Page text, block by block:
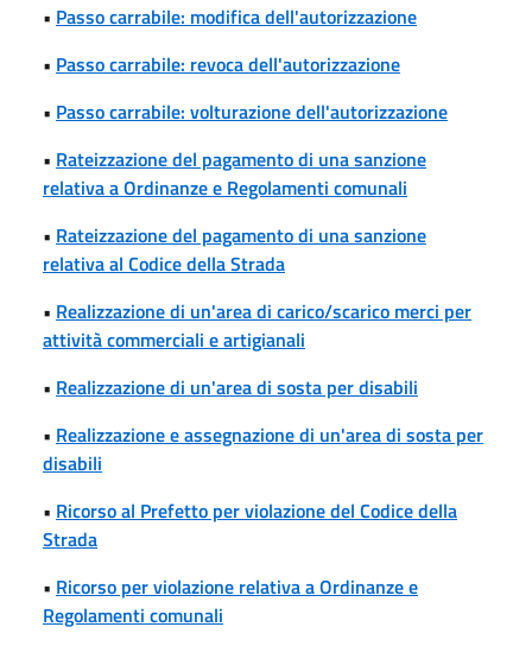
• Passo carrabile: modifica dell'autorizzazione
• Passo carrabile: revoca dell'autorizzazione
• Passo carrabile: volturazione dell'autorizzazione
• Rateizzazione del pagamento di una sanzione
relativa a Ordinanze e Regolamenti comunali
• Rateizzazione del pagamento di una sanzione
relativa al Codice della Strada
• Realizzazione di un'area di carico/scarico merci per
attività commerciali e artigianali
• Realizzazione di un'area di sosta per disabili
• Realizzazione e assegnazione di un'area di sosta per
disabili
• Ricorso al Prefetto per violazione del Codice della
Strada
• Ricorso per violazione relativa a Ordinanze e
Regolamenti comunali